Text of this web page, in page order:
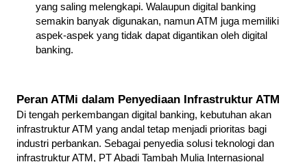
yang saling melengkapi. Walaupun digital banking
semakin banyak digunakan, namun ATM juga memiliki
aspek-aspek yang tidak dapat digantikan oleh digital
banking.
Peran ATMi dalam Penyediaan Infrastruktur ATM
Di tengah perkembangan digital banking, kebutuhan akan
infrastruktur ATM yang andal tetap menjadi prioritas bagi
industri perbankan. Sebagai penyedia solusi teknologi dan
infrastruktur ATM, PT Abadi Tambah Mulia Internasional